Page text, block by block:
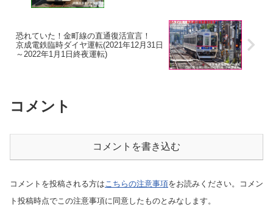
恐れていた！金町線の直通復活宣言！
京成電鉄臨時ダイヤ運転(2021年12月31日
～2022年1月1日終夜運転)
コメント
コメントを書き込む
コメントを投稿される方はこちらの注意事項をお読みください。コメン
ト投稿時点でこの注意事項に同意したものとみなします。